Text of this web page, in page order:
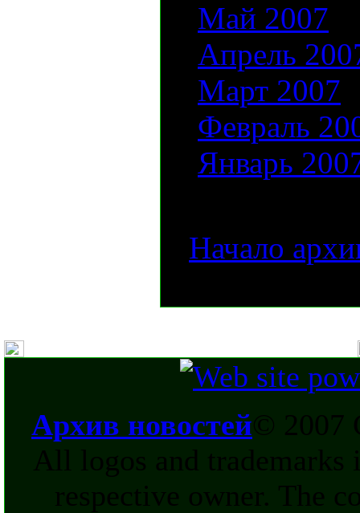
Май 2007
Апрель
Март 2007
Февраль
Январь
Начало
Архив новостей© 2007
All logos and
respective owner. The